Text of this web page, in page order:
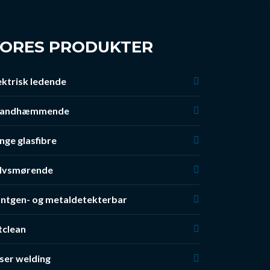
PRODUKTER
ledende
glasfibre
og metaldetekterbar
welding